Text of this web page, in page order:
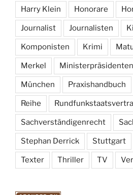
Harry Klein Honorare
Journalist Journalisten
Komponisten Krimi
Merkel
München Praxishandbuch
Reihe
Sachverständigenrecht
Stephan Derrick Stuttgart
Texter Thriller TV